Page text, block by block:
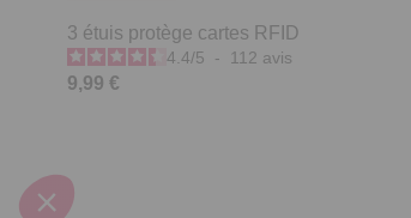
3 étuis protège cartes RFID
4.4/5 - 112 avis
9,99 €